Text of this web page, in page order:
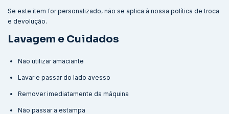
Se este item for personalizado, não se aplica à nossa política de troca
e devolução.
Lavagem e Cuidados
Não utilizar amaciante
Lavar e passar do lado avesso
Remover imediatamente da máquina
Não passar a estampa